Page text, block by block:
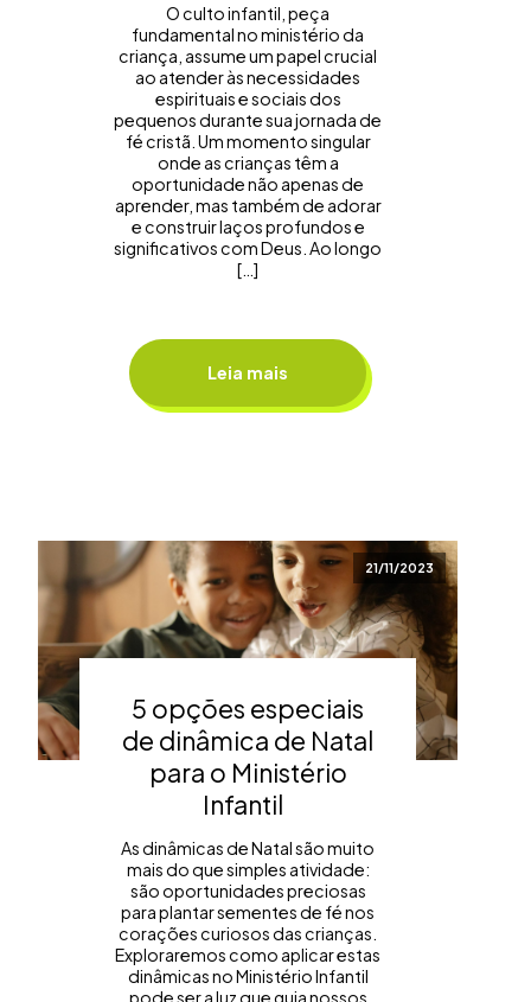
O culto infantil, peça
fundamental no ministério da
criança, assume um papel crucial
ao atender às necessidades
espirituais e sociais dos
pequenos durante sua jornada de
fé cristã. Um momento singular
onde as crianças têm a
oportunidade não apenas de
aprender, mas também de adorar
e construir laços profundos e
significativos com Deus. Ao longo
[…]
Leia mais
21/11/2023
5 opções especiais
de dinâmica de Natal
para o Ministério
Infantil
As dinâmicas de Natal são muito
mais do que simples atividade:
são oportunidades preciosas
para plantar sementes de fé nos
corações curiosos das crianças.
Exploraremos como aplicar estas
dinâmicas no Ministério Infantil
pode ser a luz que guia nossos